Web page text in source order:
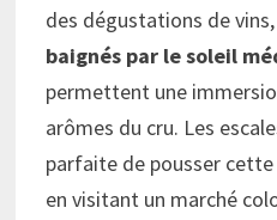
des dégustations de
baignés par le soleil
permettent une
arômes du cru. Les
parfaite de pousser
en visitant un marché